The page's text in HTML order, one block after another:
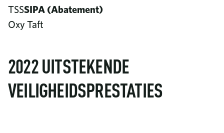
TSSSIPA (Abatement)
Oxy Taft
2022 UITSTEKENDE
VEILIGHEIDSPRESTATIES